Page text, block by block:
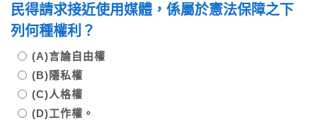
民得請求接近使用媒體，係屬於憲法保障之下
列何種權利？
(A)言論自由權
(B)隱私權
(C)人格權
(D)工作權。